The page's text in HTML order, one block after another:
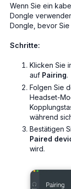
Wenn Sie ein
Dongle
Dongle, bevor
Schritte:
Klicken Sie
auf Pairing.
Folgen Sie
Headset-
während
Bestätigen
Paired
wird.